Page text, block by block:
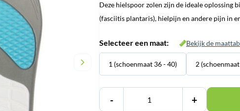
was:
is:
Deze hielspoor zolen zijn de ideale oplossing
(fasciitis plantaris), hielpijn en andere pijn in
Selecteer een maat: Bekijk de
1 (schoenmaat 36 - 40) 2
- +